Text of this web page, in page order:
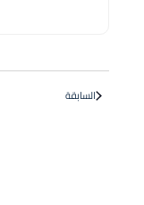
الدورات
السابقة